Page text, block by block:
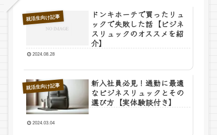
就活生向け記事
ドンキホーテで買ったリュ
ックで失敗した話【ビジネ
スリュックのオススメを紹
介】
2024.08.28
就活生向け記事
新入社員必見！通勤に最適
なビジネスリュックとその
選び方【実体験談付き】
2024.03.04